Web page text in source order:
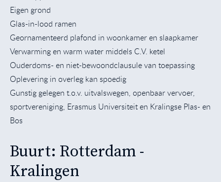
Eigen grond
Glas-in-lood ramen
Geornamenteerd plafond in woonkamer en slaapkamer
Verwarming en warm water middels C.V. ketel
Ouderdoms- en niet-bewoondclausule van toepassing
Oplevering in overleg kan spoedig
Gunstig gelegen t.o.v. uitvalswegen, openbaar vervoer,
sportvereniging, Erasmus Universiteit en Kralingse Plas- en
Bos
Buurt: Rotterdam -
Kralingen